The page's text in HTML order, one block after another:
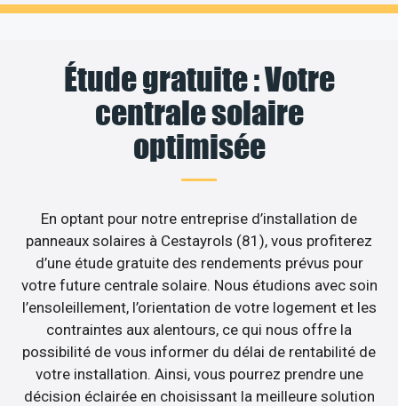
Étude gratuite : Votre
centrale solaire
optimisée
En optant pour notre entreprise d’installation de
panneaux solaires à Cestayrols (81), vous profiterez
d’une étude gratuite des rendements prévus pour
votre future centrale solaire. Nous étudions avec soin
l’ensoleillement, l’orientation de votre logement et les
contraintes aux alentours, ce qui nous offre la
possibilité de vous informer du délai de rentabilité de
votre installation. Ainsi, vous pourrez prendre une
décision éclairée en choisissant la meilleure solution